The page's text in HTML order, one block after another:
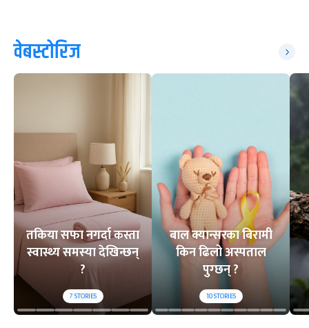
वेबस्टोरिज
तकिया सफा नगर्दा कस्ता
स्वास्थ्य समस्या देखिन्छन्
?
7STORIES
बाल क्यान्सरका बिरामी
किन ढिलो अस्पताल
पुग्छन् ?
10STORIES